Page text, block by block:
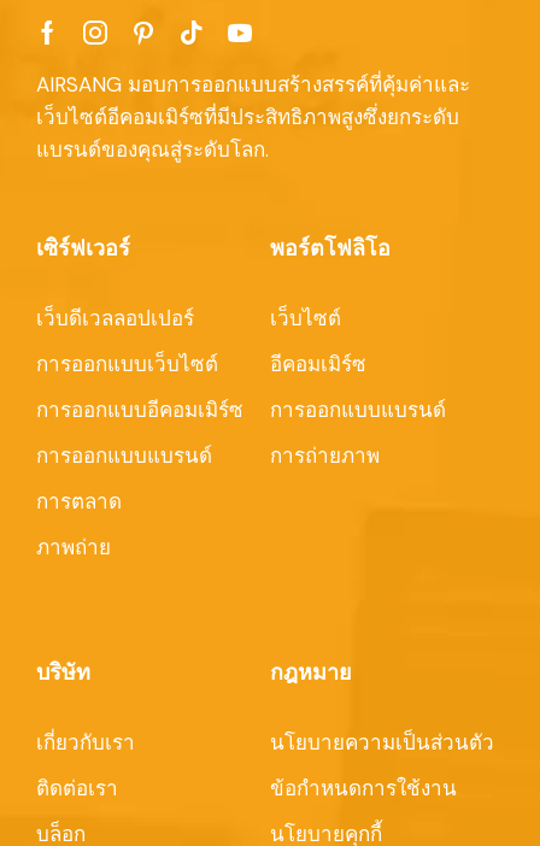
AIRSANG มอบการออกแบบสร้างสรรค์ที่คุ้มค่าและ
เว็บไซต์อีคอมเมิร์ซที่มีประสิทธิภาพสูงซึ่งยกระดับ
แบรนด์ของคุณสู่ระดับโลก.
เซิร์ฟเวอร์
เว็บดีเวลลอปเปอร์
การออกแบบเว็บไซต์
การออกแบบอีคอมเมิร์ซ
การออกแบบแบรนด์
การตลาด
ภาพถ่าย
พอร์ตโฟลิโอ
เว็บไซต์
อีคอมเมิร์ซ
การออกแบบแบรนด์
การถ่ายภาพ
บริษัท
เกี่ยวกับเรา
ติดต่อเรา
บล็อก
กฎหมาย
นโยบายความเป็นส่วนตัว
ข้อกำหนดการใช้งาน
นโยบายคุกกี้